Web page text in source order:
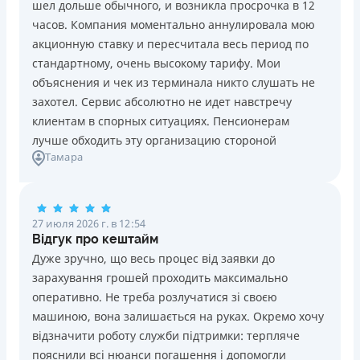
Погашение
В кассах и терминалах отделений
Оплата на расчетный счёт
Онлайн (через сайт или интернет-банкинг)
Через терминалы самообслуживания
Лицензия НБУ
Лицензия НБУ №10
Вся информация о кредите
ПОЛУЧИТЬ ЗАЙМ
Возраст
18 - 70 лет
Преимущества
Сниженная процентная ставка 0,01% в день для
новых клиентов на период от 3 до 30 дней (после
этого стандартная ставка 1%)
Запрашиваются только данные паспорта, ИНН, номер
банковской карты и телефона
проблемной кредитной историей.
Переводятся деньги на банковскую карту сразу после
подписания электронного договора о предоставлении
кредита
Дарятся скидки до -99% постоянным клиентам на
будущие кредиты согласно программе лояльности
Программа лояльности для постоянных клиентов
Круглосуточная поддержка в Viber, Telegram,
шел дольше обычного, и возникла просрочка в 12
часов. Компания моментально аннулировала мою
акционную ставку и пересчитала весь период по
стандартному, очень высокому тарифу. Мои
объяснения и чек из терминала никто слушать не
захотел. Сервис абсолютно не идет навстречу
клиентам в спорных ситуациях. Пенсионерам
лучше обходить эту организацию стороной
Тамара
27 июля 2026 г. в 12:54
Відгук про кештайм
Дуже зручно, що весь процес від заявки до
зарахування грошей проходить максимально
оперативно. Не треба розлучатися зі своєю
машиною, вона залишається на руках. Окремо хочу
відзначити роботу служби підтримки: терпляче
пояснили всі нюанси погашення і допомогли